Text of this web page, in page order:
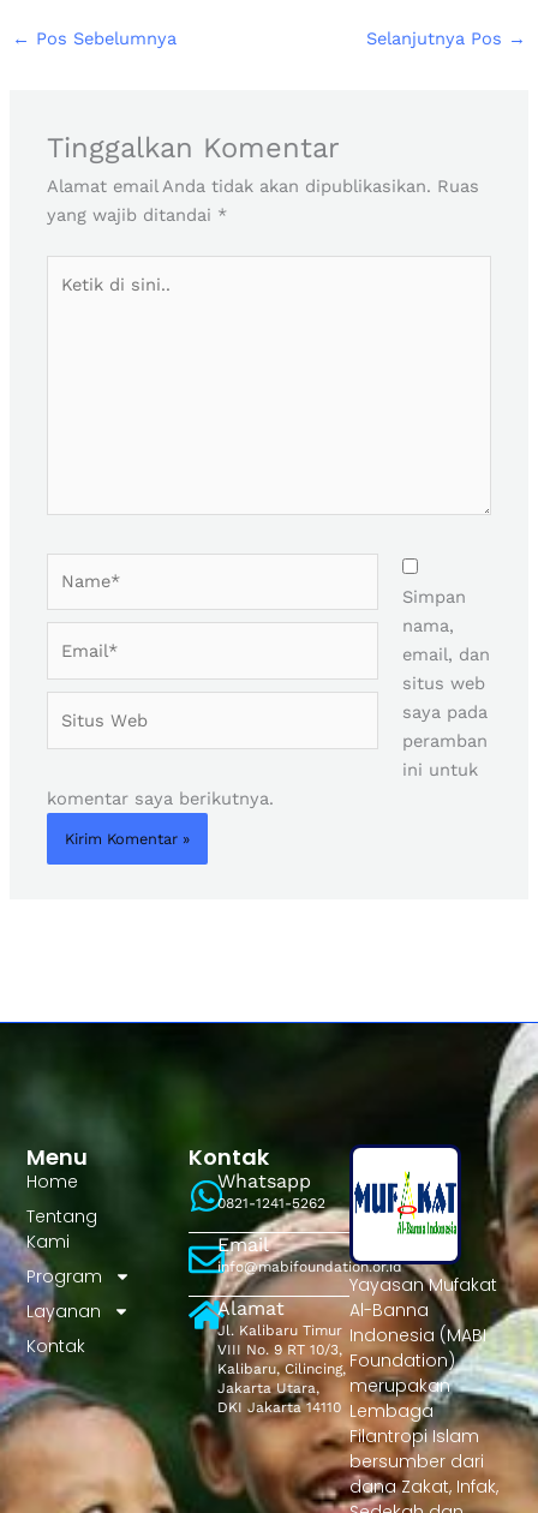
← Pos Sebelumnya Selanjutnya Pos →
Tinggalkan Komentar
Alamat email Anda tidak akan dipublikasikan. Ruas
yang wajib ditandai *
Web
Simpan
nama,
email, dan
situs web
saya pada
peramban
ini untuk
komentar saya berikutnya.
Menu
Home
Tentang
Kami
Program
Layanan
Kontak
Kontak
Whatsapp
0821-1241-5262
Email
info@mabifoundation.or.id
Alamat
Jl. Kalibaru Timur
VIII No. 9 RT 10/3,
Kalibaru, Cilincing,
Jakarta Utara,
DKI Jakarta 14110
Yayasan Mufakat
Al-Banna
Indonesia (MABI
Foundation)
merupakan
Lembaga
Filantropi Islam
bersumber dari
dana Zakat, Infak,